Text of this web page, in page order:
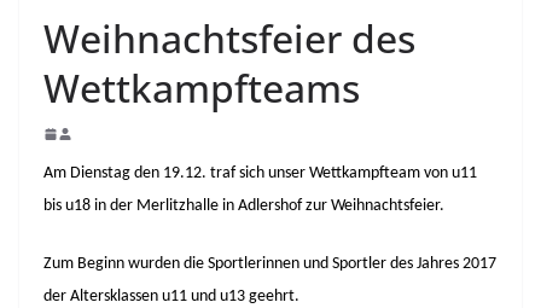
Weihnachtsfeier des
Wettkampfteams
Am Dienstag den 19.12. traf sich unser Wettkampfteam von u11
bis u18 in der Merlitzhalle in Adlershof zur Weihnachtsfeier.
Zum Beginn wurden die Sportlerinnen und Sportler des Jahres 2017
der Altersklassen u11 und u13 geehrt.